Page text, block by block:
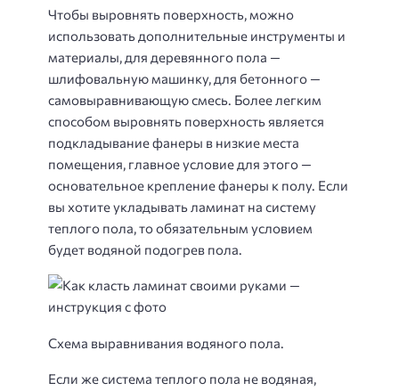
Чтобы выровнять поверхность, можно
использовать дополнительные инструменты и
материалы, для деревянного пола —
шлифовальную машинку, для бетонного —
самовыравнивающую смесь. Более легким
способом выровнять поверхность является
подкладывание фанеры в низкие места
помещения, главное условие для этого —
основательное крепление фанеры к полу. Если
вы хотите укладывать ламинат на систему
теплого пола, то обязательным условием
будет водяной подогрев пола.
Схема выравнивания водяного пола.
Если же система теплого пола не водяная,